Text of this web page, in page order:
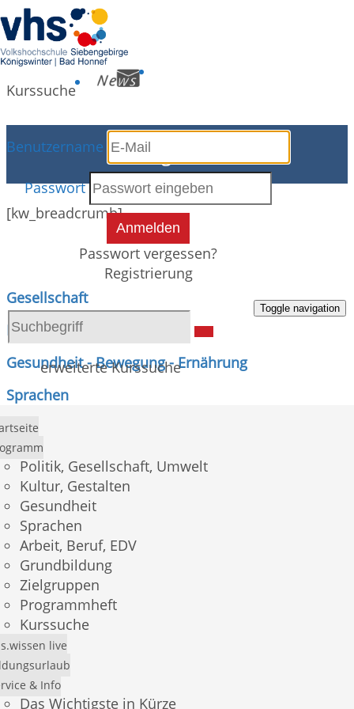
Kurssuche
Benutzername
Passwort
Anmelden
Passwort vergessen?
Registrierung
erweiterte Kurssuche
Toggle navigation
Politik, Gesellschaft, Umwelt
Kultur, Gestalten
Gesundheit
Sprachen
Arbeit, Beruf, EDV
Grundbildung
Zielgruppen
Programmheft
Kurssuche
live
& Info
Das Wichtigste in Kürze
Programm
[kw_breadcrumb]
Gesellschaft
Kultur und Kreativität
Gesundheit - Bewegung - Ernährung
Sprachen
Arbeit - Beruf - EDV
Grundbildung, Schulabschlüsse
1
2
3
4
5
6
7